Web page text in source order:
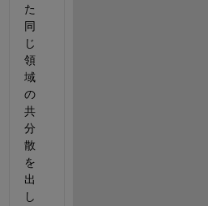
た
同
じ
領
域
の
共
分
散
を
出
し